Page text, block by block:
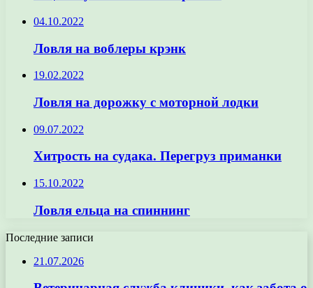
04.10.2022
Ловля на воблеры крэнк
19.02.2022
Ловля на дорожку с моторной лодки
09.07.2022
Хитрость на судака. Перегруз приманки
15.10.2022
Ловля ельца на спиннинг
Последние записи
21.07.2026